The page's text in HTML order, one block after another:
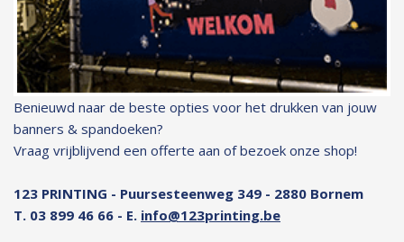
Benieuwd naar de beste opties voor het drukken van jouw
banners & spandoeken?
Vraag vrijblijvend een offerte aan of bezoek onze shop!
123 PRINTING - Puursesteenweg 349 - 2880 Bornem
T. 03 899 46 66 - E. info@123printing.be